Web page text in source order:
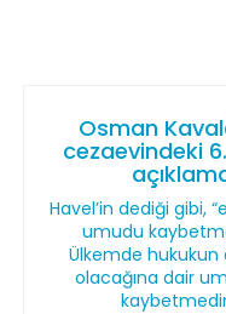
Osman
cezaevindeki 6.
Havel’in dediği gibi,
umudu
Ülkemde
olacağına dair